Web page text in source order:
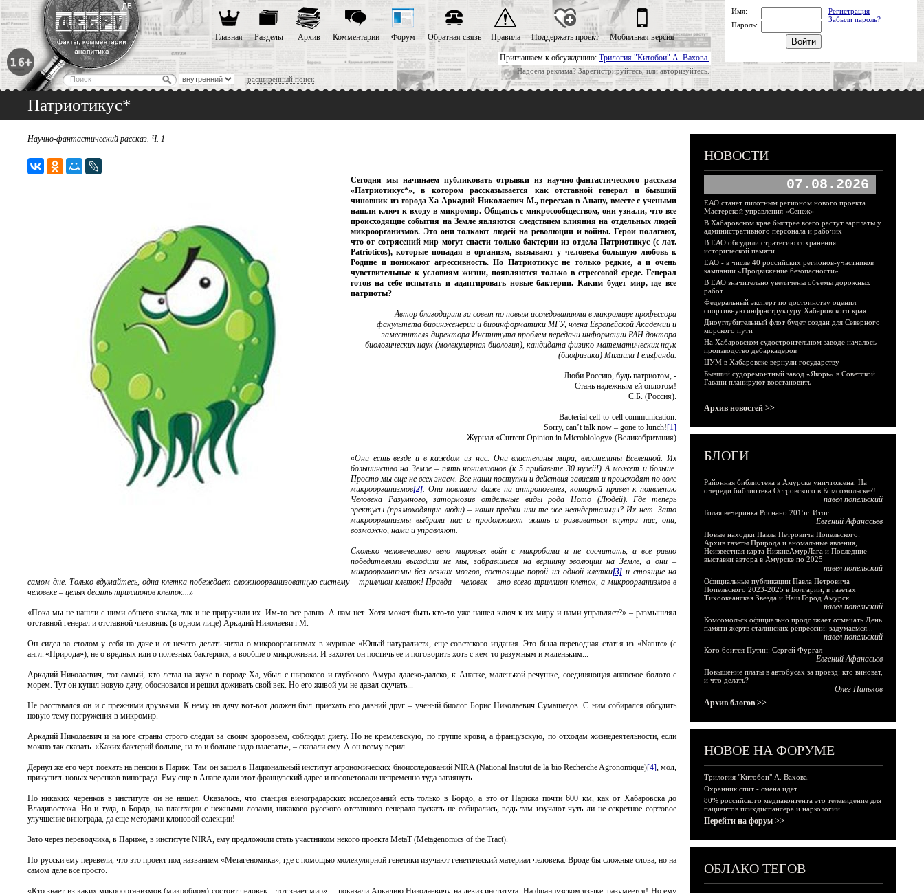
Приглашаем к обсуждению: Трилогия "Китобои" А. Вахова.
Надоела реклама? Зарегистрируйтесь, или авторизуйтесь.
расширенный поиск
Главная Разделы Архив Комментарии Форум Обратная связь Правила Поддержать проект Мобильная версия
Имя:
Регистрация
Забыли пароль?
Пароль:
Патриотикус*
Научно-фантастический рассказ. Ч. 1
Сегодня мы начинаем публиковать отрывки из научно-фантастического рассказа
«Патриотикус*», в котором рассказывается как отставной генерал и бывший
чиновник из города Ха Аркадий Николаевич М., переехав в Анапу, вместе с учеными
нашли ключ к входу в микромир. Общаясь с микросообществом, они узнали, что все
происходящие события на Земле являются следствием влияния на отдельных людей
микроорганизмов. Это они толкают людей на революции и войны. Герои полагают,
что от сотрясений мир могут спасти только бактерии из отдела Патриотикус (с лат.
Patrioticos), которые попадая в организм, вызывают у человека большую любовь к
Родине и понижают агрессивность. Но Патриотикус не только редкие, а и очень
чувствительные к условиям жизни, появляются только в стрессовой среде. Генерал
готов на себе испытать и адаптировать новые бактерии. Каким будет мир, где все
патриоты?
Автор благодарит за совет по новым исследованиями в микромире профессора
факультета биоинженерии и биоинформатики МГУ, члена Европейской Академии и
заместителя директора Института проблем передачи информации РАН доктора
биологических наук (молекулярная биология), кандидата физико-математических наук
(биофизика) Михаила Гельфанда.
Люби Россию, будь патриотом, -
Стань надежным ей оплотом!
С.Б. (Россия).
Bacterial cell-to-cell communication:
Sorry, can’t talk now – gone to lunch![1]
Журнал «Current Opinion in Microbiology» (Великобритания)
«Они есть везде и в каждом из нас. Они властелины мира, властелины Вселенной. Их
большинство на Земле – пять нониллионов (к 5 прибавьте 30 нулей!) А может и больше.
Просто мы еще не всех знаем. Все наши поступки и действия зависят и происходят по воле
микроорганизмов[2]. Они повлияли даже на антропогенез, который привел к появлению
Человека Разумного, затормозив отдельные виды рода Homo (Людей). Где теперь
эректусы (прямоходящие люди) – наши предки или те же неандертальцы? Их нет. Зато
микроорганизмы выбрали нас и продолжают жить и развиваться внутри нас, они,
возможно, нами и управляют.
Сколько человечество вело мировых войн с микробами и не сосчитать, а все равно
победителями выходили не мы, забравшиеся на вершину эволюции на Земле, а они –
микроорганизмы без всяких мозгов, состоящие порой из одной клетки[3]и стоящие на
самом дне. Только вдумайтесь, одна клетка побеждает сложноорганизованную систему – триллион клеток! Правда – человек – это всего триллион клеток, а микроорганизмов в
человеке – целых десять триллионов клеток...»
«Пока мы не нашли с ними общего языка, так и не приручили их. Им-то все равно. А нам нет. Хотя может быть кто-то уже нашел ключ к их миру и нами управляет?» – размышлял
отставной генерал и отставной чиновник (в одном лице) Аркадий Николаевич М.
Он сидел за столом у себя на даче и от нечего делать читал о микроорганизмах в журнале «Юный натуралист», еще советского издания. Это была переводная статья из «Nature» (с
англ. «Природа»), не о вредных или о полезных бактериях, а вообще о микрожизни. И захотел он постичь ее и поговорить хоть с кем-то разумным и маленьким...
Аркадий Николаевич, тот самый, кто летал на жуке в городе Ха, убыл с широкого и глубокого Амура далеко-далеко, к Анапке, маленькой речушке, соединяющая анапское болото с
морем. Тут он купил новую дачу, обосновался и решил доживать свой век. Но его живой ум не давал скучать...
Не расставался он и с прежними друзьями. К нему на дачу вот-вот должен был приехать его давний друг – ученый биолог Борис Николаевич Сумашедов. С ним собирался обсудить
новую тему погружения в микромир.
Аркадий Николаевич и на юге страны строго следил за своим здоровьем, соблюдал диету. Но не кремлевскую, по группе крови, а французскую, по отходам жизнедеятельности, если
можно так сказать. «Каких бактерий больше, на то и больше надо налегать», – сказали ему. А он всему верил...
Дернул же его черт поехать на пенсии в Париж. Там он зашел в Национальный институт агрономических биоисследований NIRA (National Institut de la bio Recherche Agronomique)[4], мол,
прикупить новых черенков винограда. Ему еще в Анапе дали этот французский адрес и посоветовали непременно туда заглянуть.
Но никаких черенков в институте он не нашел. Оказалось, что станция виноградарских исследований есть только в Бордо, а это от Парижа почти 600 км, как от Хабаровска до
Владивостока. Но и туда, в Бордо, на плантации с нежными лозами, никакого русского отставного генерала пускать не собирались, ведь там изучают чуть ли не секретное сортовое
улучшение винограда, да еще методами клоновой селекции!
Зато через переводчика, в Париже, в институте NIRA, ему предложили стать участником некого проекта MetaT (Metagenomics of the Tract).
По-русски ему перевели, что это проект под названием «Метагеномика», где с помощью молекулярной генетики изучают генетический материал человека. Вроде бы сложные слова, но на
самом деле все просто.
«Кто знает из каких микроорганизмов (микробиом) состоит человек – тот знает мир», – показали Аркадию Николаевичу на девиз института. На французском языке, разумеется! Но ему
НОВОСТИ
07.08.2026
ЕАО станет пилотным регионом нового проекта
Мастерской управления «Сенеж»
В Хабаровском крае быстрее всего растут зарплаты у
административного персонала и рабочих
В ЕАО обсудили стратегию сохранения
исторической памяти
ЕАО - в числе 40 российских регионов-участников
кампании «Продвижение безопасности»
В ЕАО значительно увеличены объемы дорожных
работ
Федеральный эксперт по достоинству оценил
спортивную инфраструктуру Хабаровского края
Дноуглубительный флот будет создан для Северного
морского пути
На Хабаровском судостроительном заводе началось
производство дебаркадеров
ЦУМ в Хабаровске вернули государству
Бывший судоремонтный завод «Якорь» в Советской
Гавани планируют восстановить
Архив новостей >>
БЛОГИ
Районная библиотека в Амурске уничтожена. На
очереди библиотека Островского в Комсомольске?!
павел попельский
Голая вечеринка Роснано 2015г. Итог.
Евгений Афанасьев
Новые находки Павла Петровича Попельского:
Архив газеты Природа и аномальные явления,
Неизвестная карта НижнеАмурЛага и Последние
выставки автора в Амурске по 2025
павел попельский
Официальные публикации Павла Петровича
Попельского 2023-2025 в Болгарии, в газетах
Тихоокеанская Звезда и Наш Город Амурск
павел попельский
Комсомольск официально продолжает отмечать День
памяти жертв сталинских репрессий: задумаемся...
павел попельский
Кого боится Путин: Сергей Фургал
Евгений Афанасьев
Повышение платы в автобусах за проезд: кто виноват,
и что делать?
Олег Паньков
Архив блогов >>
НОВОЕ НА ФОРУМЕ
Трилогия "Китобои" А. Вахова.
Охранник спит - смена идёт
80% российского медиаконтента это телевидение для
пациентов психдиспансера и наркологии.
Перейти на форум >>
ОБЛАКО ТЕГОВ